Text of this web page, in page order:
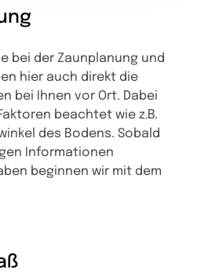
bei der Zaunplanung und
hier auch direkt die
bei Ihnen vor Ort. Dabei
beachtet wie z.B.
des Bodens. Sobald
Informationen
beginnen wir mit dem